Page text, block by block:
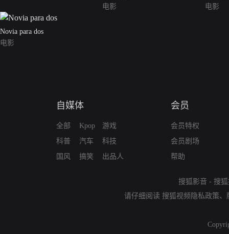
电影
电影
Novia para dos
电影
自媒体
全部
科普
国风
Kpop
汽车
搞笑
游戏
科技
出品人
会员
会员特权
会员剧场
帮助
搜狐影音 - 搜
请仔细阅读 搜狐视频隐私政策、